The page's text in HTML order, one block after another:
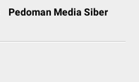
Pedoman Media Siber